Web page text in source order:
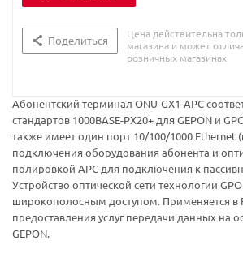
Поделиться
Цена действительна
магазина и может
розничных магазинах
Абонентский терминал ONU-GX1-APC
стандартов 1000BASE-PX20+ для GEPON и
также имеет один порт 10/100/1000 Ethernet
подключения оборудования абонента и
полировкой APC для подключения к
Устройство оптической сети технологии
широкополосным доступом. Применяется в
предоставления услуг передачи данных на
GEPON.